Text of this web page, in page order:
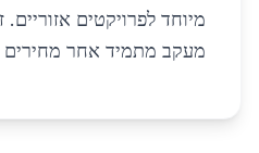
מיוחד לפרויקטים
מעקב מתמיד אחר מחירים